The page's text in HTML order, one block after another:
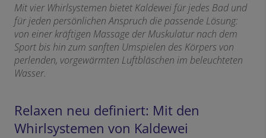
Mit vier Whirlsystemen bietet Kaldewei für jedes Bad und
für jeden persönlichen Anspruch die passende Lösung:
von einer kräftigen Massage der Muskulatur nach dem
Sport bis hin zum sanften Umspielen des Körpers von
perlenden, vorgewärmten Luftbläschen im beleuchteten
Wasser.
Relaxen neu definiert: Mit den
Whirlsystemen von Kaldewei